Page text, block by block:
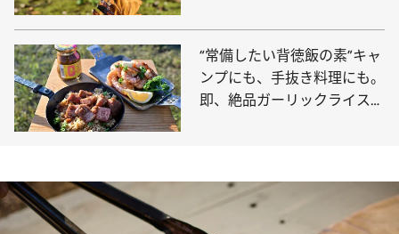
ロ”のできあがり！
“常備したい背徳飯の素”キャ
ンプにも、手抜き料理にも。
即、絶品ガーリックライスや